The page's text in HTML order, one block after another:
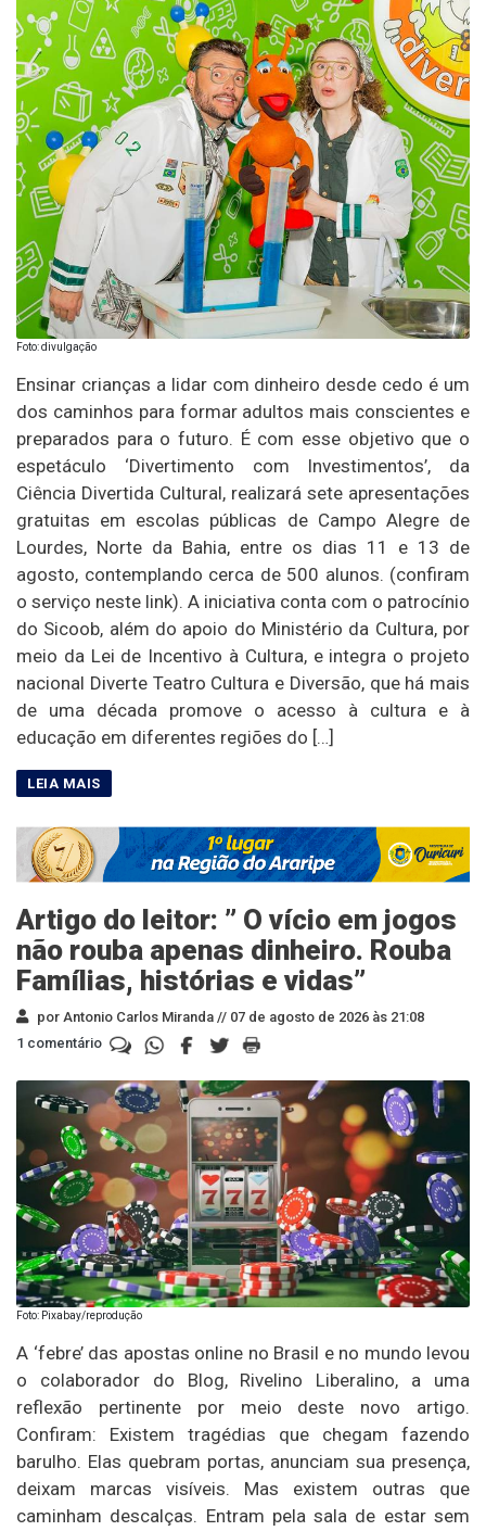
Foto: divulgação
Ensinar crianças a lidar com dinheiro desde cedo é um
dos caminhos para formar adultos mais conscientes e
preparados para o futuro. É com esse objetivo que o
espetáculo ‘Divertimento com Investimentos’, da
Ciência Divertida Cultural, realizará sete apresentações
gratuitas em escolas públicas de Campo Alegre de
Lourdes, Norte da Bahia, entre os dias 11 e 13 de
agosto, contemplando cerca de 500 alunos. (confiram
o serviço neste link). A iniciativa conta com o patrocínio
do Sicoob, além do apoio do Ministério da Cultura, por
meio da Lei de Incentivo à Cultura, e integra o projeto
nacional Diverte Teatro Cultura e Diversão, que há mais
de uma década promove o acesso à cultura e à
educação em diferentes regiões do […]
Artigo do leitor: ” O vício em jogos
não rouba apenas dinheiro. Rouba
Famílias, histórias e vidas”
por Antonio Carlos Miranda // 07 de agosto de 2026 às 21:08
1 comentário
Foto: Pixabay/reprodução
A ‘febre’ das apostas online no Brasil e no mundo levou
o colaborador do Blog, Rivelino Liberalino, a uma
reflexão pertinente por meio deste novo artigo.
Confiram: Existem tragédias que chegam fazendo
barulho. Elas quebram portas, anunciam sua presença,
deixam marcas visíveis. Mas existem outras que
caminham descalças. Entram pela sala de estar sem